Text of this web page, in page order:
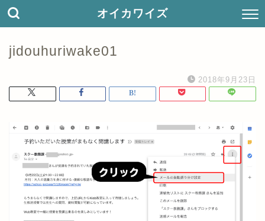
オイカワイズ
jidouhuriwake01
2018年9月23日